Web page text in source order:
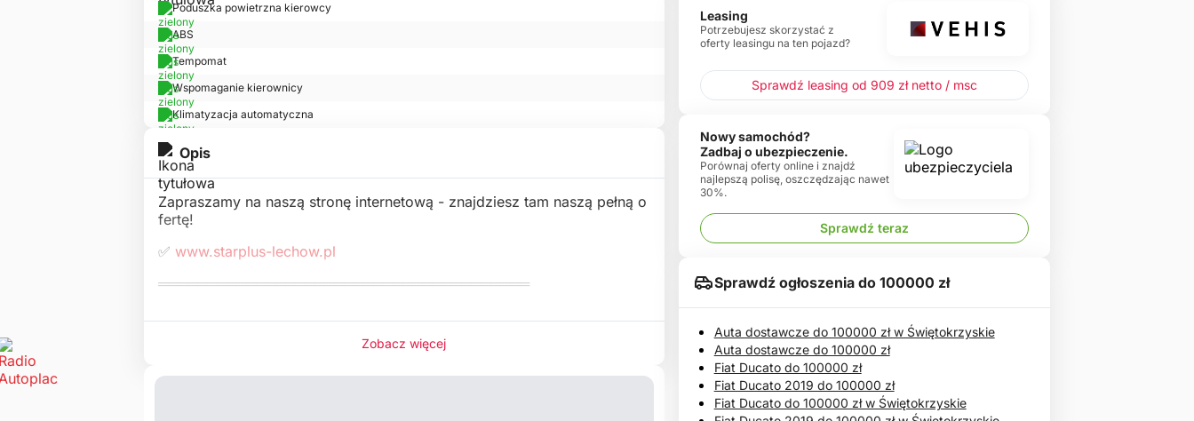
Poduszka powietrzna kierowcy
ABS
Tempomat
Wspomaganie kierownicy
Klimatyzacja automatyczna
Opis
Zapraszamy na naszą stronę internetową - znajdziesz tam naszą pełną o
fertę!
✅ www.starplus-lechow.pl
══════════════════════════════════════
Zobacz więcej
Leasing
Potrzebujesz skorzystać z
oferty leasingu na ten pojazd?
Sprawdź leasing od 909 zł netto / msc
Nowy samochód?
Zadbaj o ubezpieczenie.
Porównaj oferty online i znajdź
najlepszą polisę, oszczędzając nawet
30%.
Sprawdź teraz
Sprawdź ogłoszenia do 100000 zł
Auta dostawcze do 100000 zł w Świętokrzyskie
Auta dostawcze do 100000 zł
Fiat Ducato do 100000 zł
Fiat Ducato 2019 do 100000 zł
Fiat Ducato do 100000 zł w Świętokrzyskie